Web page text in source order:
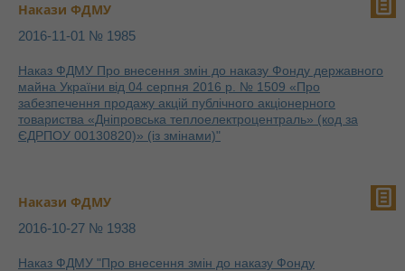
Накази ФДМУ
2016-11-01 № 1985
Наказ ФДМУ Про внесення змін до наказу Фонду державного
майна України від 04 серпня 2016 р. № 1509 «Про
забезпечення продажу акцій публічного акціонерного
товариства «Дніпровська теплоелектроцентраль» (код за
ЄДРПОУ 00130820)» (із змінами)"
Накази ФДМУ
2016-10-27 № 1938
Наказ ФДМУ "Про внесення змін до наказу Фонду